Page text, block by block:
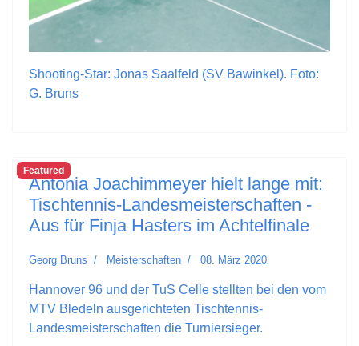
Shooting-Star: Jonas Saalfeld (SV Bawinkel). Foto:
G. Bruns
Featured
Antonia Joachimmeyer hielt lange mit:
Tischtennis-Landesmeisterschaften -
Aus für Finja Hasters im Achtelfinale
Georg Bruns Meisterschaften 08. März 2020
Hannover 96 und der TuS Celle stellten bei den vom
MTV Bledeln ausgerichteten Tischtennis-
Landesmeisterschaften die Turniersieger.